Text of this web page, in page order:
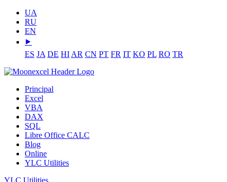
UA
RU
EN
⯈
ES JA DE HI AR CN PT FR IT KO PL RO TR
Principal
Excel
VBA
DAX
SQL
Libre Office CALC
Blog
Online
YLC Utilities
YLC Utilities